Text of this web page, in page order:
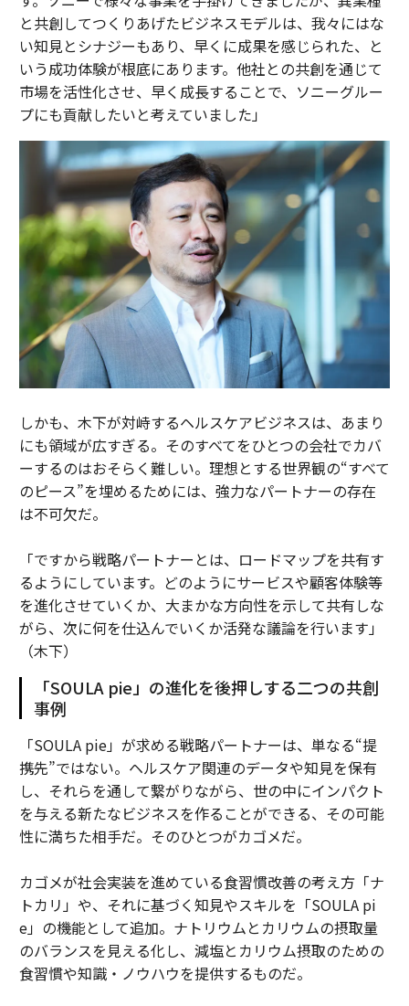
と共創してつくりあげたビジネスモデルは、我々にはな
い知見とシナジーもあり、早くに成果を感じられた、と
いう成功体験が根底にあります。他社との共創を通じて
市場を活性化させ、早く成長することで、ソニーグルー
プにも貢献したいと考えていました」
しかも、木下が対峙するヘルスケアビジネスは、あまり
にも領域が広すぎる。そのすべてをひとつの会社でカバ
ーするのはおそらく難しい。理想とする世界観の“すべて
のピース”を埋めるためには、強力なパートナーの存在
は不可欠だ。
「ですから戦略パートナーとは、ロードマップを共有す
るようにしています。どのようにサービスや顧客体験等
を進化させていくか、大まかな方向性を示して共有しな
がら、次に何を仕込んでいくか活発な議論を行います」
（木下）
「SOULA pie」の進化を後押しする二つの共創
事例
「SOULA pie」が求める戦略パートナーは、単なる“提
携先”ではない。ヘルスケア関連のデータや知見を保有
し、それらを通して繋がりながら、世の中にインパクト
を与える新たなビジネスを作ることができる、その可能
性に満ちた相手だ。そのひとつがカゴメだ。
カゴメが社会実装を進めている食習慣改善の考え方「ナ
トカリ」や、それに基づく知見やスキルを「SOULA pi
e」の機能として追加。ナトリウムとカリウムの摂取量
のバランスを見える化し、減塩とカリウム摂取のための
食習慣や知識・ノウハウを提供するものだ。